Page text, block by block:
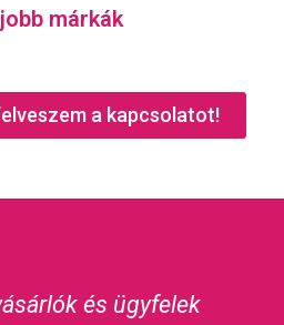
márkák
a kapcsolatot!
és ügyfelek